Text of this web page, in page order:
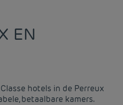
EN
hotels in de Perreux
betaalbare kamers.